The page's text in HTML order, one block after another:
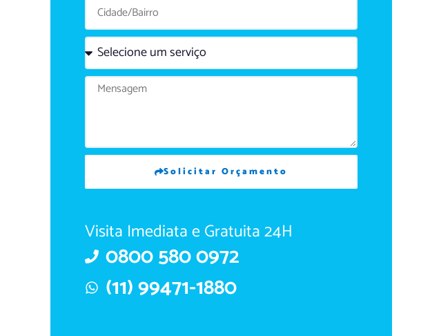
Solicitar Orçamento
Visita Imediata e Gratuita 24H
0800 580 0972
(11) 99471-1880